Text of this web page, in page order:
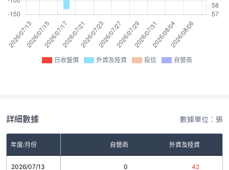
日收盤價 外資及陸資 投信 自營商
詳細數據 數據單位：張
年度/月份 自營商 外資及陸資
2026/07/13 0 42